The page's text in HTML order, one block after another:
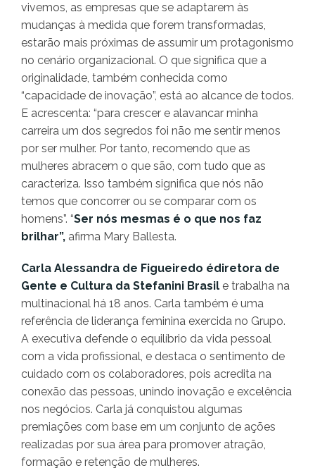
vivemos, as empresas que se adaptarem às
mudanças à medida que forem transformadas,
estarão mais próximas de assumir um protagonismo
no cenário organizacional. O que significa que a
originalidade, também conhecida como
“capacidade de inovação”, está ao alcance de todos.
E acrescenta: “para crescer e alavancar minha
carreira um dos segredos foi não me sentir menos
por ser mulher. Por tanto, recomendo que as
mulheres abracem o que são, com tudo que as
caracteriza. Isso também significa que nós não
temos que concorrer ou se comparar com os
homens”. “Ser nós mesmas é o que nos faz
brilhar”, afirma Mary Ballesta.
Carla Alessandra de Figueiredo édiretora de
Gente e Cultura da Stefanini Brasil e trabalha na
multinacional há 18 anos. Carla também é uma
referência de liderança feminina exercida no Grupo.
A executiva defende o equilíbrio da vida pessoal
com a vida profissional, e destaca o sentimento de
cuidado com os colaboradores, pois acredita na
conexão das pessoas, unindo inovação e excelência
nos negócios. Carla já conquistou algumas
premiações com base em um conjunto de ações
realizadas por sua área para promover atração,
formação e retenção de mulheres.